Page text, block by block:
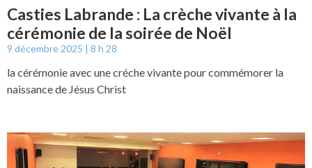
Casties Labrande : La crèche vivante à la
cérémonie de la soirée de Noël
9 décembre 2025 8 h 28
la cérémonie avec une créche vivante pour commémorer la
naissance de Jésus Christ